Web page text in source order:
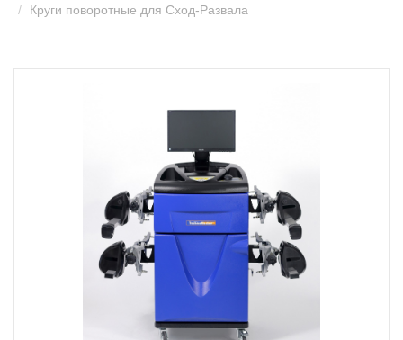
Круги поворотные для Сход-Развала